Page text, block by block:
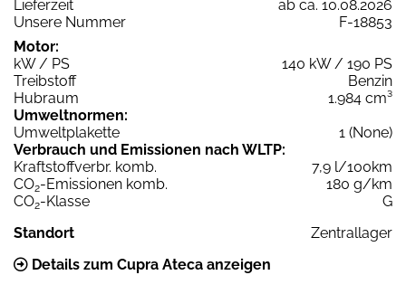
Lieferzeit
ab ca. 10.08.2026
Unsere Nummer
F-18853
Motor:
kW / PS
140 kW / 190 PS
Treibstoff
Benzin
Hubraum
1.984 cm³
Umweltnormen:
Umweltplakette
1 (None)
Verbrauch und Emissionen nach WLTP:
Kraftstoffverbr. komb.
7,9 l/100km
CO2-Emissionen komb.
180 g/km
CO2-Klasse
G
Standort
Zentrallager
Details zum Cupra Ateca anzeigen